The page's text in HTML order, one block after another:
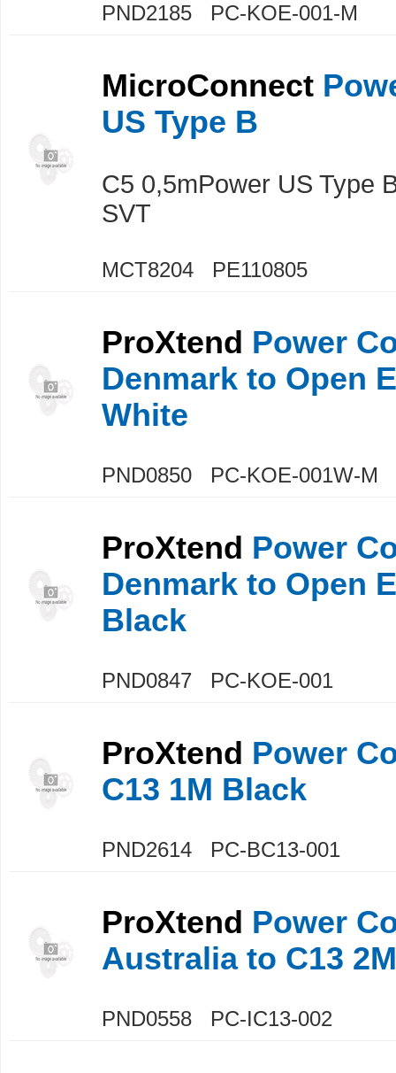
PND2185 PC-KOE-001-M
MicroConnect
US Type B
C5 0,5mPower US Type
SVT
MCT8204 PE110805
ProXtend Power
Denmark to Open
White
PND0850 PC-KOE-001W-M
ProXtend Power
Denmark to Open
Black
PND0847 PC-KOE-001
ProXtend Power
C13 1M Black
PND2614 PC-BC13-001
ProXtend Power
Australia to C13
PND0558 PC-IC13-002